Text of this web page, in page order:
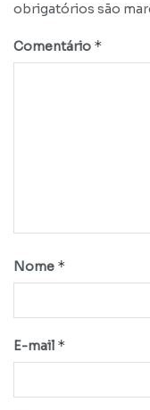
obrigatórios são
Comentário *
Nome *
E-mail *